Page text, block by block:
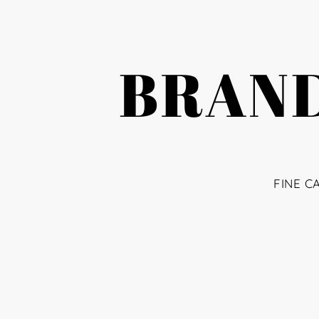
FINE